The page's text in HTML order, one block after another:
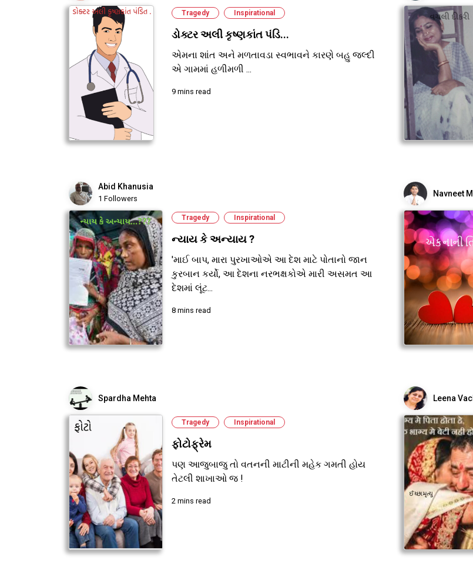
Tragedy Inspirational
ડોક્ટર અલી કૃષ્ણકાંત પંડિ...
એમના શાંત અને મળતાવડા સ્વભાવને કારણે બહુ જલ્દી
એ ગામમાં હળીમળી ...
9 mins read
Abid Khanusia
1 Followers
Tragedy Inspirational
ન્યાય કે અન્યાય ?
'માઈ બાપ, મારા પુરખાઓએ આ દેશ માટે પોતાનો જાન
કુરબાન કર્યો, આ દેશના નરભક્ષકોએ મારી અસમત આ
દેશમાં લૂંટ...
8 mins read
Navneet
Spardha Mehta
Tragedy Inspirational
ફોટોફ્રેમ
પણ આજુબાજુ તો વતનની માટીની મહેક ગમતી હોય
તેટલી શાખાઓ જ !
2 mins read
Leena